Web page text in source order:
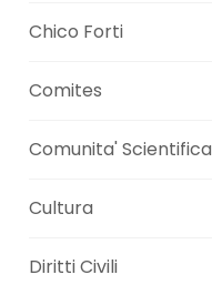
Chico Forti
Comites
Comunita' Scientifica
Cultura
Diritti Civili